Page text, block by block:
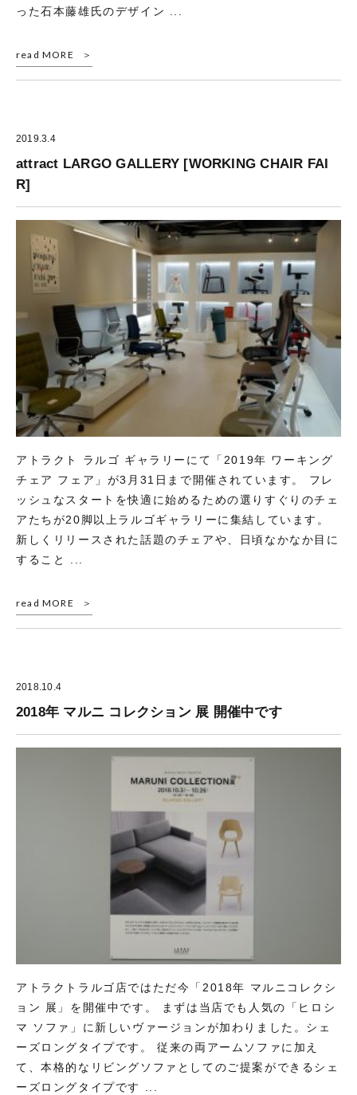
った石本藤雄氏のデザイン ...
read MORE
2019.3.4
attract LARGO GALLERY [WORKING CHAIR FAI
R]
アトラクト ラルゴ ギャラリーにて「2019年 ワーキング
チェア フェア」が3月31日まで開催されています。 フレ
ッシュなスタートを快適に始めるための選りすぐりのチェ
アたちが20脚以上ラルゴギャラリーに集結しています。
新しくリリースされた話題のチェアや、日頃なかなか目に
すること ...
read MORE
2018.10.4
2018年 マルニ コレクション 展 開催中です
アトラクトラルゴ店ではただ今「2018年 マルニコレクシ
ョン 展」を開催中です。 まずは当店でも人気の「ヒロシ
マ ソファ」に新しいヴァージョンが加わりました。シェ
ーズロングタイプです。 従来の両アームソファに加え
て、本格的なリビングソファとしてのご提案ができるシェ
ーズロングタイプです ...